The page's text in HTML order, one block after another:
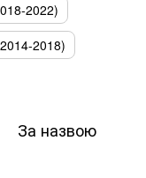
2022)
2018)
За назвою